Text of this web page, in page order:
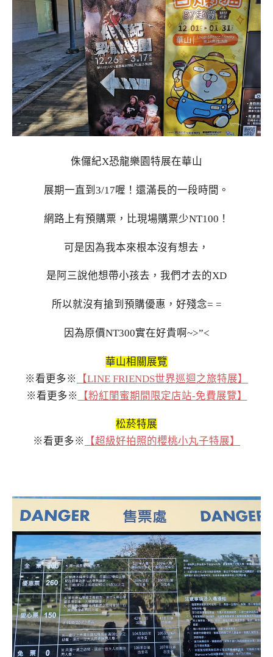
侏儸紀X恐龍樂園特展在華山
展期一直到3/17喔！還滿長的一段時間。
網路上有預購票，比現場購票少NT100！
可是因為我本來根本沒有想去，
是阿三說他想帶小孩去，我們才去的XD
所以就沒有搶到預購優惠，好殘念= =
因為原價NT300實在好貴啊~>”<
華山相關展覽
※看更多※
【LINE FRIENDS世界巡迴之旅特展】
※看更多※
【粉紅閨蜜期間限定店站-免費展覽】
松菸特展
※看更多※
【超級好拍照的櫻桃小丸子特展】